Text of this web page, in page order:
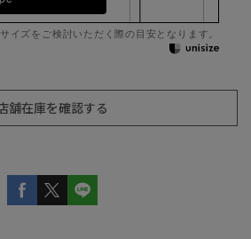
イズをご検討いただく際の目安となります。